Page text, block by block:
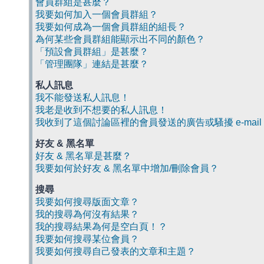
會員群組是甚麼？
我要如何加入一個會員群組？
我要如何成為一個會員群組的組長？
為何某些會員群組能顯示出不同的顏色？
「預設會員群組」是甚麼？
「管理團隊」連結是甚麼？
私人訊息
我不能發送私人訊息！
我老是收到不想要的私人訊息！
我收到了這個討論區裡的會員發送的廣告或騷擾 e-mail
好友 & 黑名單
好友 & 黑名單是甚麼？
我要如何於好友 & 黑名單中增加/刪除會員？
搜尋
我要如何搜尋版面文章？
我的搜尋為何沒有結果？
我的搜尋結果為何是空白頁！？
我要如何搜尋某位會員？
我要如何搜尋自己發表的文章和主題？